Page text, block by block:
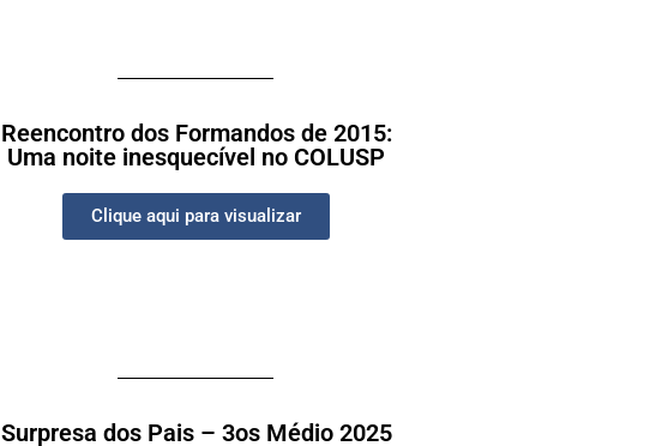
Reencontro dos Formandos de 2015:
Uma noite inesquecível no COLUSP
Clique aqui para visualizar
Surpresa dos Pais – 3os Médio 2025